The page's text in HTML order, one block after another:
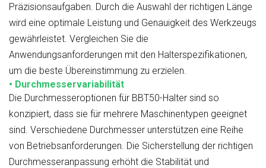
Präzisionsaufgaben. Durch die Auswahl der richtigen Länge
wird eine optimale Leistung und Genauigkeit des Werkzeugs
gewährleistet. Vergleichen Sie die
Anwendungsanforderungen mit den Halterspezifikationen,
um die beste Übereinstimmung zu erzielen.
• Durchmesservariabilität
Die Durchmesseroptionen für BBT50-Halter sind so
konzipiert, dass sie für mehrere Maschinentypen geeignet
sind. Verschiedene Durchmesser unterstützen eine Reihe
von Betriebsanforderungen. Die Sicherstellung der richtigen
Durchmesseranpassung erhöht die Stabilität und